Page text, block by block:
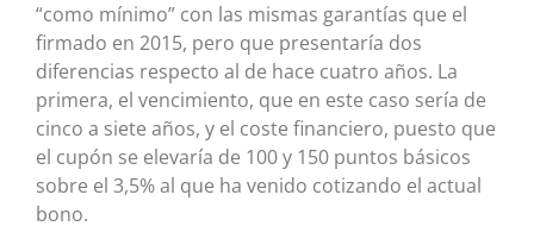
“como mínimo” con las mismas garantías que el
firmado en 2015, pero que presentaría dos
diferencias respecto al de hace cuatro años. La
primera, el vencimiento, que en este caso sería de
cinco a siete años, y el coste financiero, puesto que
el cupón se elevaría de 100 y 150 puntos básicos
sobre el 3,5% al que ha venido cotizando el actual
bono.